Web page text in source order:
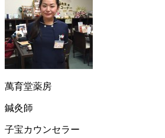
萬育堂薬房
鍼灸師
子宝カウンセラー